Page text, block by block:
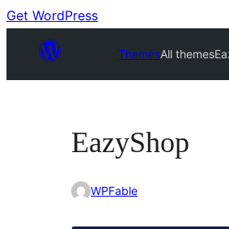
Get WordPress
ThemesAll themes
EazyShop
WPFable